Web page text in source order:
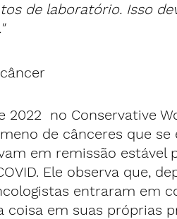
de laboratório. Isso
2022  no Conservative
de cânceres que se
em remissão estável
Ele observa que,
entraram em
coisa em suas próprias